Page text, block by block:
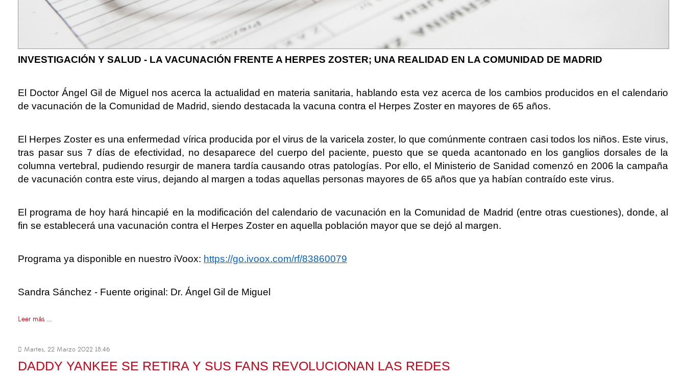
INVESTIGACIÓN Y SALUD - LA VACUNACIÓN FRENTE A HERPES ZOSTER; UNA REALIDAD EN LA COMUNIDAD DE MADRID
El Doctor Ángel Gil de Miguel nos acerca la actualidad en materia sanitaria, hablando esta vez acerca de los cambios producidos en el calendario
de vacunación de la Comunidad de Madrid, siendo destacada la vacuna contra el Herpes Zoster en mayores de 65 años.
El Herpes Zoster es una enfermedad vírica producida por el virus de la varicela zoster, lo que comúnmente contraen casi todos los niños. Este virus,
tras pasar sus 7 días de efectividad, no desaparece del cuerpo del paciente, puesto que se queda acantonado en los ganglios dorsales de la
columna vertebral, pudiendo resurgir de manera tardía causando otras patologías. Por ello, el Ministerio de Sanidad comenzó en 2006 la campaña
de vacunación contra este virus, dejando al margen a todas aquellas personas mayores de 65 años que ya habían contraído este virus.
El programa de hoy hará hincapié en la modificación del calendario de vacunación en la Comunidad de Madrid (entre otras cuestiones), donde, al
fin se establecerá una vacunación contra el Herpes Zoster en aquella población mayor que se dejó al margen.
Programa ya disponible en nuestro iVoox: https://go.ivoox.com/rf/83860079
Sandra Sánchez - Fuente original: Dr. Ángel Gil de Miguel
Leer más ...
Martes, 22 Marzo 2022 18:46
DADDY YANKEE SE RETIRA Y SUS FANS REVOLUCIONAN LAS REDES